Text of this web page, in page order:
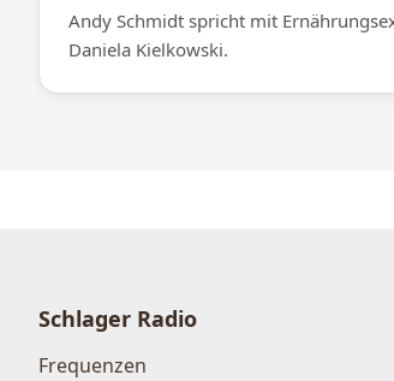
Andy Schmidt spricht mit
Daniela Kielkowski.
Schlager Radio
Frequenzen